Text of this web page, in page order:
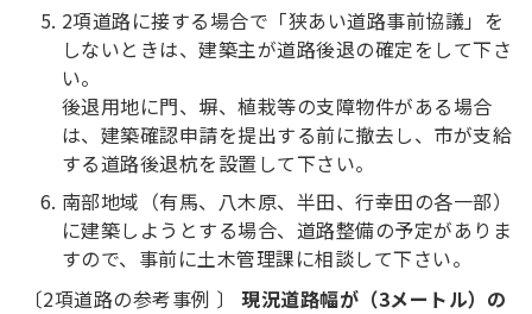
2項道路に接する場合で「狭あい道路事前協議」を
しないときは、建築主が道路後退の確定をして下さ
い。
後退用地に門、塀、植栽等の支障物件がある場合
は、建築確認申請を提出する前に撤去し、市が支給
する道路後退杭を設置して下さい。
南部地域（有馬、八木原、半田、行幸田の各一部）
に建築しようとする場合、道路整備の予定がありま
すので、事前に土木管理課に相談して下さい。
〔2項道路の参考事例 〕現況道路幅が（3メートル）の